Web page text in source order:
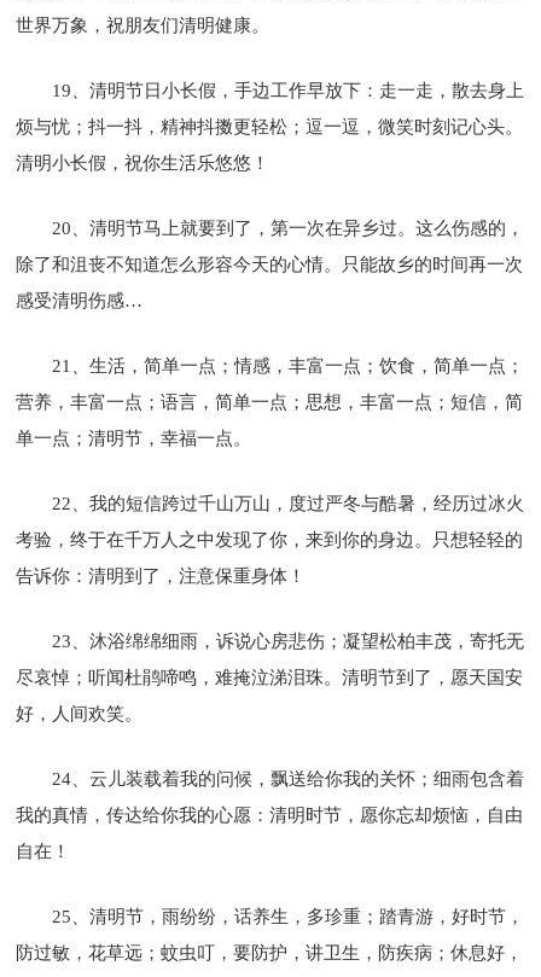
世界万象，祝朋友们清明健康。
19、清明节日小长假，手边工作早放下：走一走，散去身上
烦与忧；抖一抖，精神抖擞更轻松；逗一逗，微笑时刻记心头。
清明小长假，祝你生活乐悠悠！
20、清明节马上就要到了，第一次在异乡过。这么伤感的，
除了和沮丧不知道怎么形容今天的心情。只能故乡的时间再一次
感受清明伤感…
21、生活，简单一点；情感，丰富一点；饮食，简单一点；
营养，丰富一点；语言，简单一点；思想，丰富一点；短信，简
单一点；清明节，幸福一点。
22、我的短信跨过千山万山，度过严冬与酷暑，经历过冰火
考验，终于在千万人之中发现了你，来到你的身边。只想轻轻的
告诉你：清明到了，注意保重身体！
23、沐浴绵绵细雨，诉说心房悲伤；凝望松柏丰茂，寄托无
尽哀悼；听闻杜鹃啼鸣，难掩泣涕泪珠。清明节到了，愿天国安
好，人间欢笑。
24、云儿装载着我的问候，飘送给你我的关怀；细雨包含着
我的真情，传达给你我的心愿：清明时节，愿你忘却烦恼，自由
自在！
25、清明节，雨纷纷，话养生，多珍重；踏青游，好时节，
防过敏，花草远；蚊虫叮，要防护，讲卫生，防疾病；休息好，